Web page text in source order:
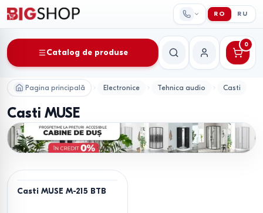
RO RU
Catalog de produse
CăutareContul meu
0
Pagina principală Electronice Tehnica audio Casti
Casti MUSE
Casti MUSE M-215 BTB